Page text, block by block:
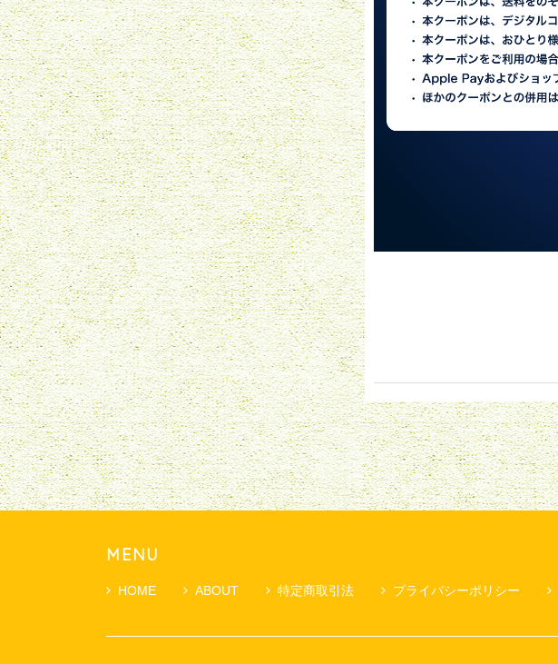
MENU
HOME ABOUT 特定商取引法 プライバシーポリシー